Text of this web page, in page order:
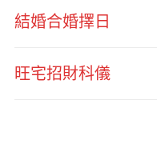
結婚合婚擇日
旺宅招財科儀